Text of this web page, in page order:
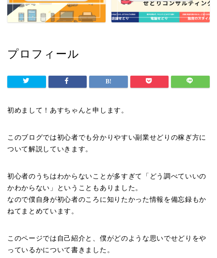
プロフィール
初めまして！あすちゃんと申します。
このブログでは初心者でも分かりやすい副業せどりの稼ぎ方に
ついて解説していきます。
初心者のうちはわからないことが多すぎて「どう調べていいの
かわからない」ということもありました。
なので僕自身が初心者のころに知りたかった情報を備忘録もか
ねてまとめています。
このページでは自己紹介と、僕がどのような思いでせどりをや
っているかについて書きました。